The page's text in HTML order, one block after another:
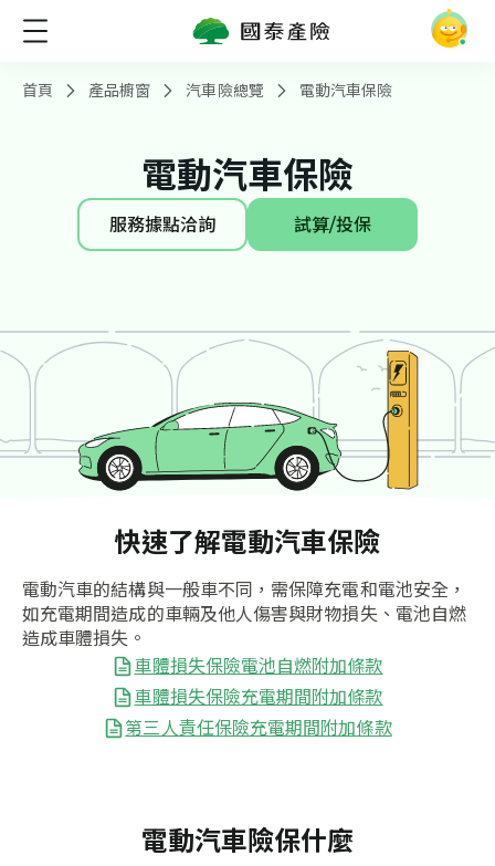
首頁 產品櫥窗 汽車險總覽 電動汽車保險
電動汽車保險
服務據點洽詢 試算/投保
快速了解電動汽車保險
電動汽車的結構與一般車不同，需保障充電和電池安全，
如充電期間造成的車輛及他人傷害與財物損失、電池自燃
造成車體損失。
車體損失保險電池自燃附加條款
車體損失保險充電期間附加條款
第三人責任保險充電期間附加條款
電動汽車險保什麼